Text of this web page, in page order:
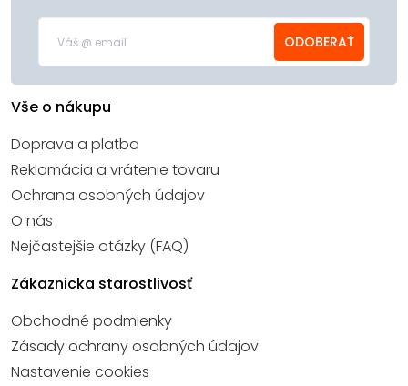
ODOBERAŤ
Vše o nákupu
Doprava a platba
Reklamácia a vrátenie tovaru
Ochrana osobných údajov
O nás
Nejčastejšie otázky (FAQ)
Zákaznicka starostlivosť
Obchodné podmienky
Zásady ochrany osobných údajov
Nastavenie cookies